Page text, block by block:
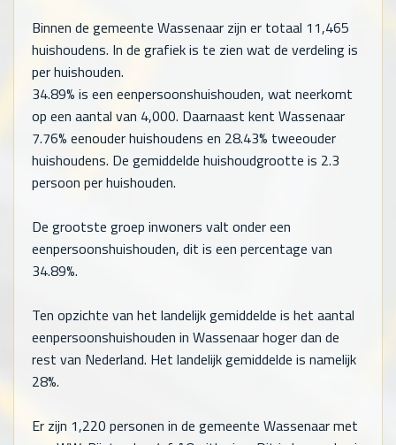
Binnen de gemeente Wassenaar zijn er totaal 11,465
huishoudens. In de grafiek is te zien wat de verdeling is
per huishouden.
34.89% is een eenpersoonshuishouden, wat neerkomt
op een aantal van 4,000. Daarnaast kent Wassenaar
7.76% eenouder huishoudens en 28.43% tweeouder
huishoudens. De gemiddelde huishoudgrootte is 2.3
persoon per huishouden.
De grootste groep inwoners valt onder een
eenpersoonshuishouden, dit is een percentage van
34.89%.
Ten opzichte van het landelijk gemiddelde is het aantal
eenpersoonshuishouden in Wassenaar hoger dan de
rest van Nederland. Het landelijk gemiddelde is namelijk
28%.
Er zijn 1,220 personen in de gemeente Wassenaar met